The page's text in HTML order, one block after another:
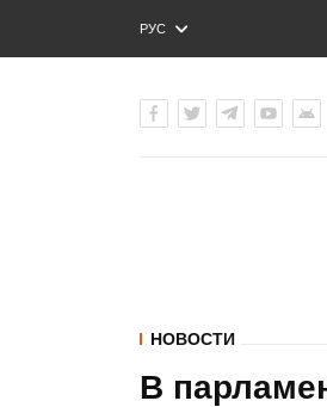
РУС
ENG
НОВОСТИ
В